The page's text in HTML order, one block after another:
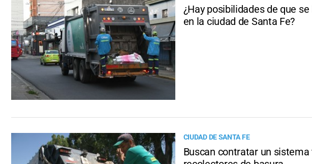
¿Hay posibilidades de que
en la ciudad de Santa Fe?
CIUDAD DE SANTA FE
Buscan contratar un